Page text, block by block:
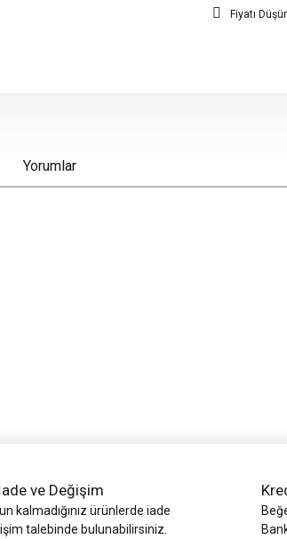
Fiyatı
Yorumlar
ve Değişim
kalmadığınız ürünlerde iade
talebinde bulunabilirsiniz.